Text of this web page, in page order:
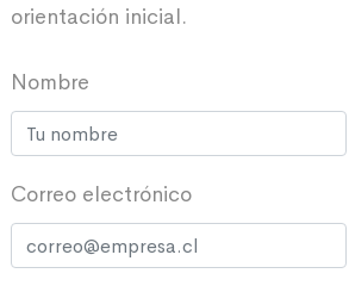
orientación inicial.
Nombre
Correo electrónico